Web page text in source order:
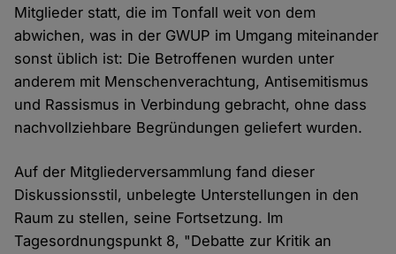
Mitglieder statt, die im Tonfall weit von dem
abwichen, was in der GWUP im Umgang miteinander
sonst üblich ist: Die Betroffenen wurden unter
anderem mit Menschenverachtung, Antisemitismus
und Rassismus in Verbindung gebracht, ohne dass
nachvollziehbare Begründungen geliefert wurden.
Auf der Mitgliederversammlung fand dieser
Diskussionsstil, unbelegte Unterstellungen in den
Raum zu stellen, seine Fortsetzung. Im
Tagesordnungspunkt 8, "Debatte zur Kritik an